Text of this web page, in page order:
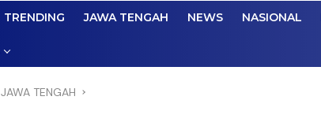
TRENDING JAWA TENGAH NEWS NASIONAL
JAWA TENGAH